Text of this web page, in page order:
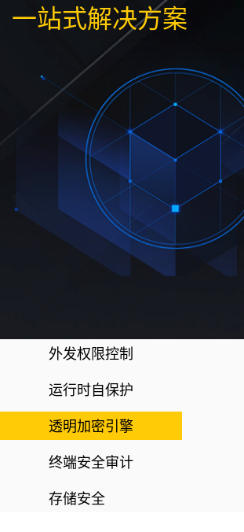
一站式解决方案
外发权限控制
运行时自保护
透明加密引擎
终端安全审计
存储安全